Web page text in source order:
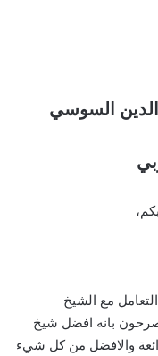
السوسي
مع الشيخ
بانه افضل شيخ
والافضل من كل شيء